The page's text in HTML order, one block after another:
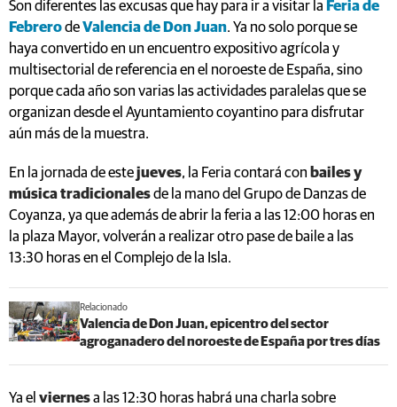
Son diferentes las excusas que hay para ir a visitar la Feria de
FebrerodeValencia de Don Juan. Ya no solo porque se
haya convertido en un encuentro expositivo agrícola y
multisectorial de referencia en el noroeste de España, sino
porque cada año son varias las actividades paralelas que se
organizan desde el Ayuntamiento coyantino para disfrutar
aún más de la muestra.
En la jornada de estejueves, la Feria contará con bailes y
música tradicionalesde la mano del Grupo de Danzas de
Coyanza, ya que además de abrir la feria a las 12:00 horas en
la plaza Mayor, volverán a realizar otro pase de baile a las
13:30 horas en el Complejo de la Isla.
Relacionado
Valencia de Don Juan, epicentro del sector
agroganadero del noroeste de España por tres días
Ya el viernesa las 12:30 horas habrá una charla sobre